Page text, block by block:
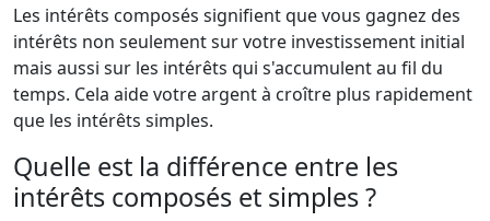
Les intérêts composés signifient que vous gagnez des
intérêts non seulement sur votre investissement initial
mais aussi sur les intérêts qui s'accumulent au fil du
temps. Cela aide votre argent à croître plus rapidement
que les intérêts simples.
Quelle est la différence entre les
intérêts composés et simples ?